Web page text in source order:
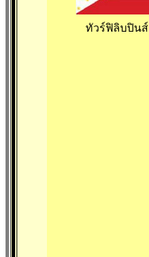
ทัวร์ฟิลิบปินส์